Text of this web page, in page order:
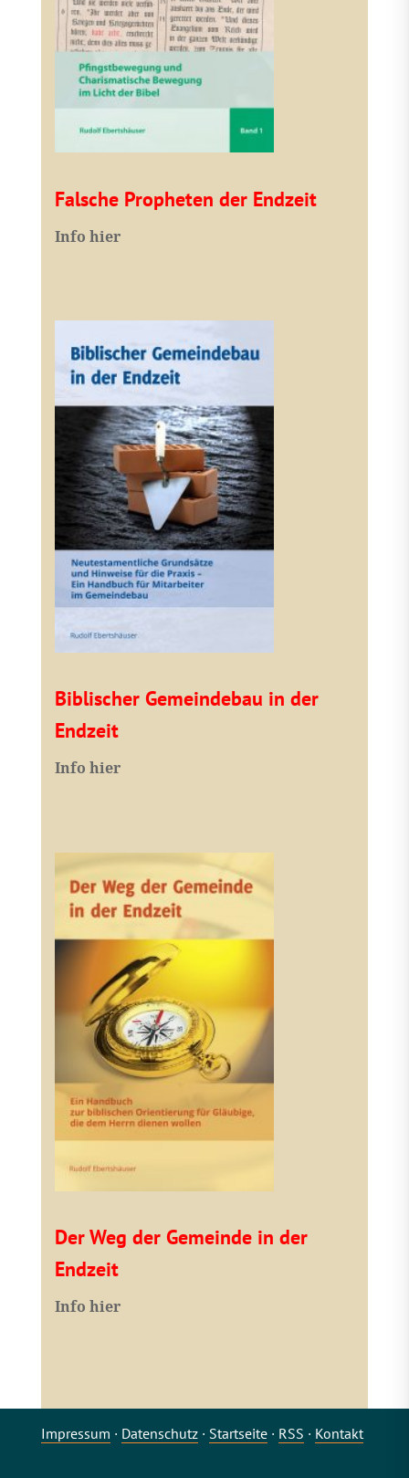
Falsche Propheten der Endzeit
Info hier
Biblischer Gemeindebau in der
Endzeit
Info hier
Der Weg der Gemeinde in der
Endzeit
Info hier
Impressum · Datenschutz· Startseite· RSS · Kontakt